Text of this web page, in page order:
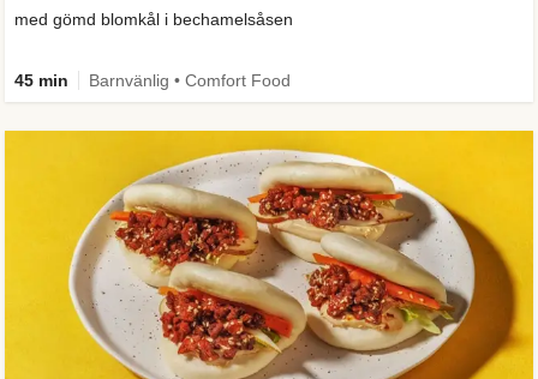
med gömd blomkål i bechamelsåsen
45 min Barnvänlig • Comfort Food